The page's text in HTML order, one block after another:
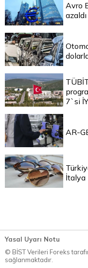
Avro
azaldı
7`si
AR-
İtalya
Yasal Uyarı Notu
© BİST Verileri Foreks
sağlanmaktadır.